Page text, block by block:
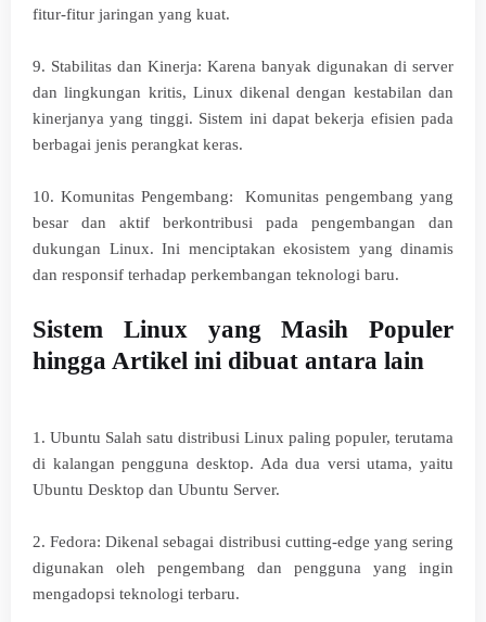
fitur-fitur jaringan yang kuat.
9. Stabilitas dan Kinerja: Karena banyak digunakan di server
dan lingkungan kritis, Linux dikenal dengan kestabilan dan
kinerjanya yang tinggi. Sistem ini dapat bekerja efisien pada
berbagai jenis perangkat keras.
10. Komunitas Pengembang: Komunitas pengembang yang
besar dan aktif berkontribusi pada pengembangan dan
dukungan Linux. Ini menciptakan ekosistem yang dinamis
dan responsif terhadap perkembangan teknologi baru.
Sistem Linux yang Masih Populer
hingga Artikel ini dibuat antara lain
1. Ubuntu Salah satu distribusi Linux paling populer, terutama
di kalangan pengguna desktop. Ada dua versi utama, yaitu
Ubuntu Desktop dan Ubuntu Server.
2. Fedora: Dikenal sebagai distribusi cutting-edge yang sering
digunakan oleh pengembang dan pengguna yang ingin
mengadopsi teknologi terbaru.